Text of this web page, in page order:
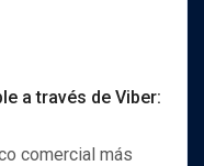
a través de Viber:
comercial más